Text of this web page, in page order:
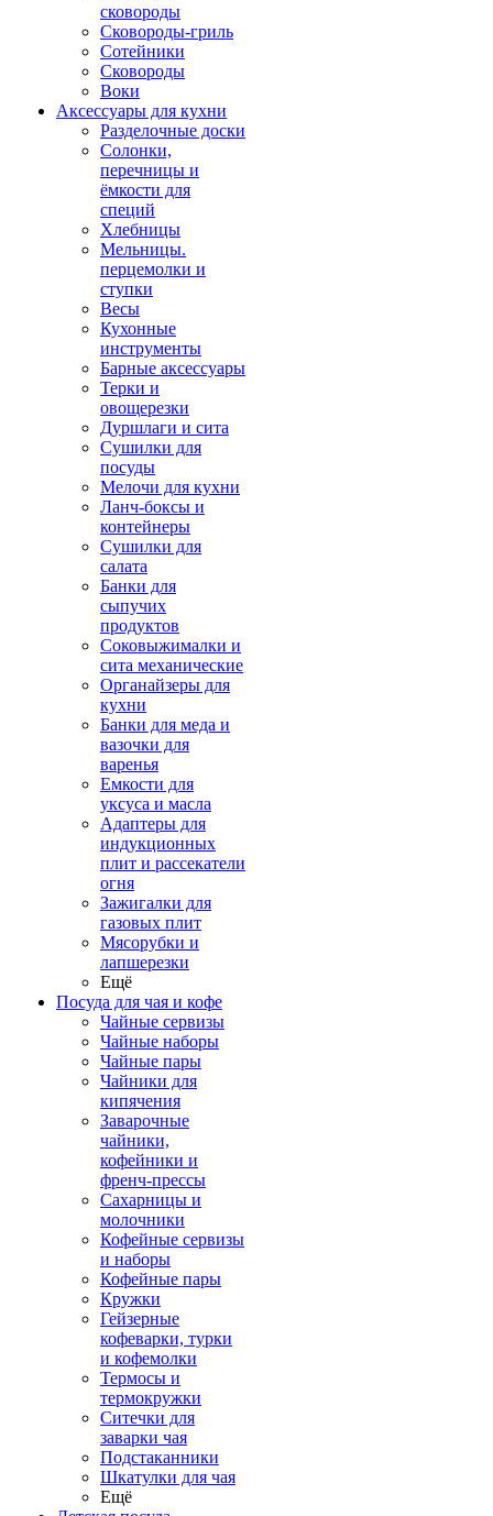
сковороды
Сковороды-гриль
Сотейники
Сковороды
Воки
Аксессуары для кухни
Разделочные доски
Солонки,
перечницы и
ёмкости для
специй
Хлебницы
Мельницы.
перцемолки и
ступки
Весы
Кухонные
инструменты
Барные аксессуары
Терки и
овощерезки
Дуршлаги и сита
Сушилки для
посуды
Мелочи для кухни
Ланч-боксы и
контейнеры
Сушилки для
салата
Банки для
сыпучих
продуктов
Соковыжималки и
сита механические
Органайзеры для
кухни
Банки для меда и
вазочки для
варенья
Емкости для
уксуса и масла
Адаптеры для
индукционных
плит и рассекатели
огня
Зажигалки для
газовых плит
Мясорубки и
лапшерезки
Ещё
Посуда для чая и кофе
Чайные сервизы
Чайные наборы
Чайные пары
Чайники для
кипячения
Заварочные
чайники,
кофейники и
френч-прессы
Сахарницы и
молочники
Кофейные сервизы
и наборы
Кофейные пары
Кружки
Гейзерные
кофеварки, турки
и кофемолки
Термосы и
термокружки
Ситечки для
заварки чая
Подстаканники
Шкатулки для чая
Ещё